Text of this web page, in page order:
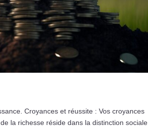
Croyances et réussite : Vos croyances
la richesse réside dans la distinction sociale